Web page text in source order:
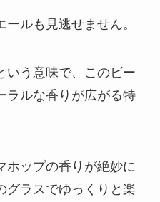
ルも見逃せません。
いう意味で、このビー
ラルな香りが広がる特
ホップの香りが絶妙に
グラスでゆっくりと楽